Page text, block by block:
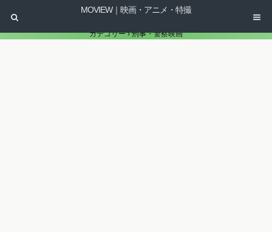
MOVIEW｜映画・アニメ・特撮
カテゴリー ›刑事・警察映画